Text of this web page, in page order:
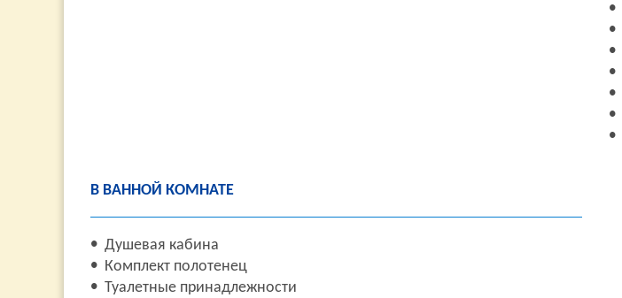
В ВАННОЙ КОМНАТЕ
Душевая кабина
Комплект полотенец
Туалетные принадлежности